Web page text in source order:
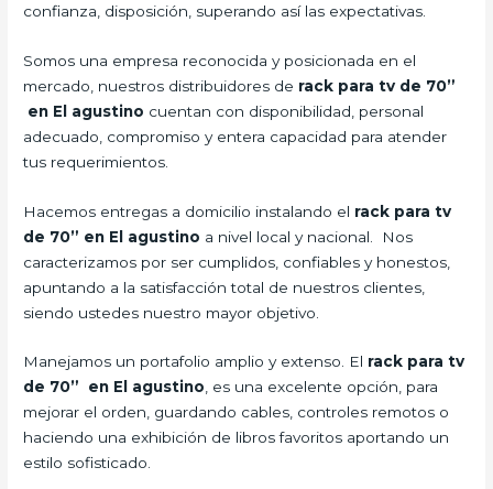
confianza, disposición, superando así las expectativas.
Somos una empresa reconocida y posicionada en el
mercado, nuestros distribuidores de rack para tv de 70”
en El agustino cuentan con disponibilidad, personal
adecuado, compromiso y entera capacidad para atender
tus requerimientos.
Hacemos entregas a domicilio instalando el rack para tv
de 70” en El agustino a nivel local y nacional. Nos
caracterizamos por ser cumplidos, confiables y honestos,
apuntando a la satisfacción total de nuestros clientes,
siendo ustedes nuestro mayor objetivo.
Manejamos un portafolio amplio y extenso. El rack para tv
de 70” en El agustino, es una excelente opción, para
mejorar el orden, guardando cables, controles remotos o
haciendo una exhibición de libros favoritos aportando un
estilo sofisticado.